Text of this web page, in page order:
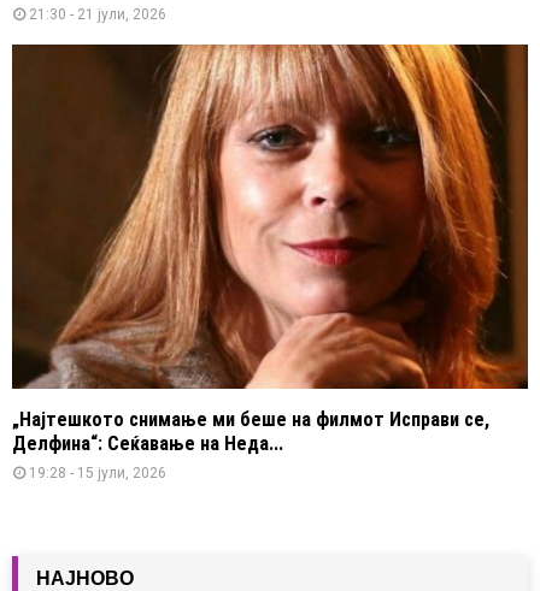
21:30 - 21 јули, 2026
„Најтешкото снимање ми беше на филмот Исправи се,
Делфина“: Сеќавање на Неда...
19:28 - 15 јули, 2026
НАЈНОВО